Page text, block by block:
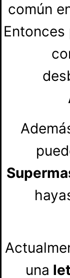
común
una